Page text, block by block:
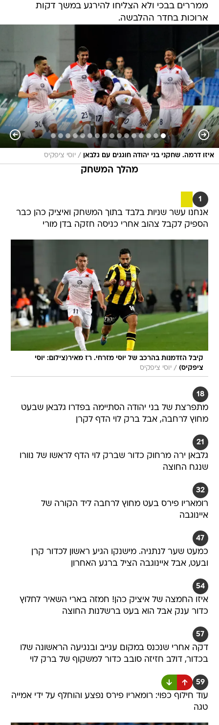
ממררים בבכי ולא הצליחו להירגע במשך דקות
ארוכות בחדר ההלבשה.
איזו דרמה. שחקני בני יהודה חוגגים עם גלבאן / יוסי ציפקיס
מהלך המשחק
1
אנחנו עשר שניות בלבד בתוך המשחק ואיציק כהן כבר
הספיק לקבל צהוב אחרי כניסה חזקה בדן מורי
קיבל הזדמנות בהרכב של יוסי מזרחי. רז מאיר(צילום: יוסי
ציפקיס) / יוסי ציפקיס
18
מתפרצת של בני יהודה הסתיימה בפדרו גלבאן שבעט
מחוץ לרחבה, אבל ברק לוי הדף לקרן
21
גלבאן ירה מרחוק כדור שברק לוי הדף לראשו של נוורו
שנגח החוצה
32
רומאריו פירס בעט מחוץ לרחבה ליד הקורה של
איינוגבה
47
כמעט שער לנתניה. מישנקו הגיע ראשון לכדור קרן
ובעט, אבל איינוגבה הציל ברגע האחרון
54
איזו החמצה של איציק כהן! חמזה בארי השאיר לחלוץ
כדור ענק אבל הוא בעט ברשלנות החוצה
57
דקה אחרי שנכנס במקום עגייב ובנגיעה הראשונה שלו
בכדור, דולב חזיזה סובב כדור למשקוף של ברק לוי
59
עוד חילוף כפוי: רומאריו פירס נפצע והוחלף על ידי אמייה
טגה